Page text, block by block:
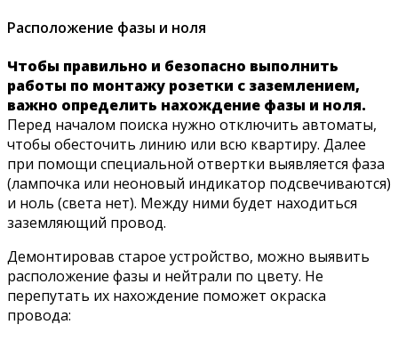
Расположение фазы и ноля
Чтобы правильно и безопасно выполнить
работы по монтажу розетки с заземлением,
важно определить нахождение фазы и ноля.
Перед началом поиска нужно отключить автоматы,
чтобы обесточить линию или всю квартиру. Далее
при помощи специальной отвертки выявляется фаза
(лампочка или неоновый индикатор подсвечиваются)
и ноль (света нет). Между ними будет находиться
заземляющий провод.
Демонтировав старое устройство, можно выявить
расположение фазы и нейтрали по цвету. Не
перепутать их нахождение поможет окраска
провода: